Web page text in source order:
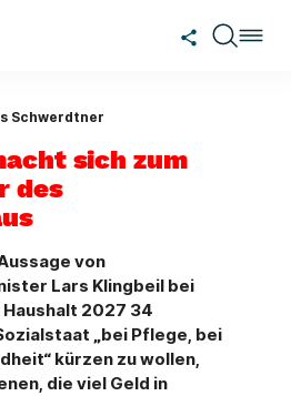
Schwerdtner
sich zum
des
von
Lars Klingbeil bei
2027 34
„bei Pflege, bei
kürzen zu wollen,
die viel Geld in